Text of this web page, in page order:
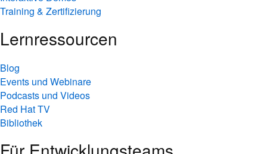
Training & Zertifizierung
Lernressourcen
Blog
Events und Webinare
Podcasts und Videos
Red Hat TV
Bibliothek